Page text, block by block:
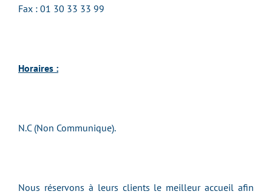
Fax : 01 30 33 33 99
Horaires :
N.C (Non Communique).
Nous réservons à leurs clients le meilleur accueil afin